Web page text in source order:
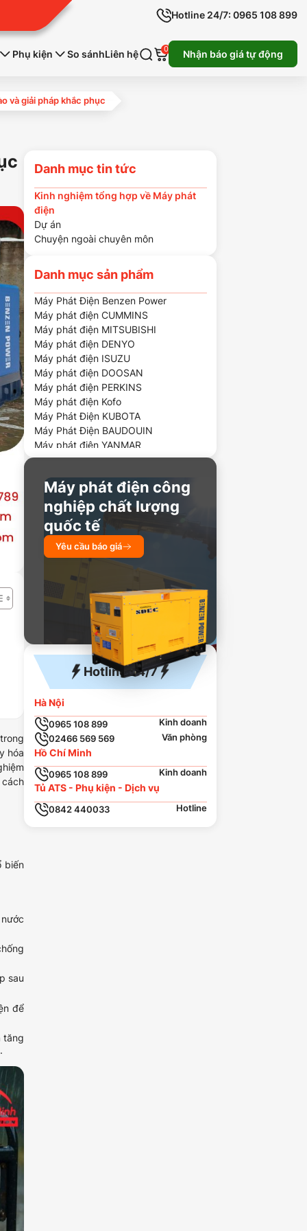
Hotline 24/7: 0965 108 899
Phụ kiện So sánhLiên hệ 0 Nhận báo giá tự động
và giải pháp khắc phục
hóa
biến
sau
để
tăng
Danh mục tin tức
Kinh nghiệm tổng hợp về Máy phát
điện
Dự án
Chuyện ngoài chuyên môn
Danh mục sản phẩm
Máy Phát Điện Benzen Power
Máy phát điện CUMMINS
Máy phát điện MITSUBISHI
Máy phát điện DENYO
Máy phát điện ISUZU
Máy phát điện DOOSAN
Máy phát điện PERKINS
Máy phát điện Kofo
Máy Phát Điện KUBOTA
Máy Phát Điện BAUDOUIN
Máy phát điện YANMAR
Máy phát điện chạy dầu
Máy phát điện công
nghiệp chất lượng
quốc tế
Yêu cầu báo giá
Hotline 24/7
Hà Nội
0965 108 899
Kinh doanh
02466 569 569
Văn phòng
Hồ Chí Minh
0965 108 899 Kinh doanh
Tủ ATS - Phụ kiện - Dịch vụ
0842 440033 Hotline